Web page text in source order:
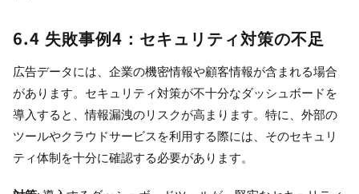
6.4 失敗事例4：セキュリティ対策の不足
広告データには、企業の機密情報や顧客情報が含まれる場合
があります。セキュリティ対策が不十分なダッシュボードを
導入すると、情報漏洩のリスクが高まります。特に、外部の
ツールやクラウドサービスを利用する際には、そのセキュリ
ティ体制を十分に確認する必要があります。